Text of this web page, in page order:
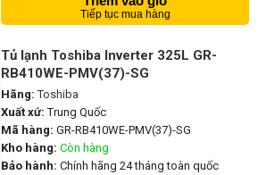
Tiếp tục mua hàng
Tủ lạnh Toshiba Inverter 325L GR-
RB410WE-PMV(37)-SG
Hãng: Toshiba
Xuất xứ: Trung Quốc
Mã hàng: GR-RB410WE-PMV(37)-SG
Kho hàng: Còn hàng
Bảo hành: Chính hãng 24 tháng toàn quốc